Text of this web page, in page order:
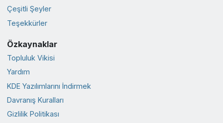
Çeşitli Şeyler
Teşekkürler
Özkaynaklar
Topluluk Vikisi
Yardım
KDE Yazılımlarını İndirmek
Davranış Kuralları
Gizlilik Politikası